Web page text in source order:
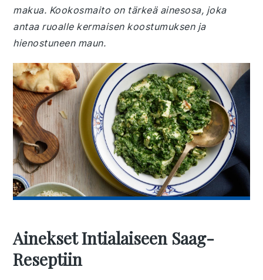
makua. Kookosmaito on tärkeä ainesosa, joka
antaa ruoalle kermaisen koostumuksen ja
hienostuneen maun.
Ainekset Intialaiseen Saag-
Reseptiin